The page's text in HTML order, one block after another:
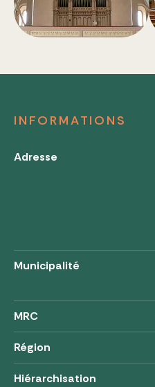
INFORMATIONS
Adresse
Municipalité
MRC
Région
Hiérarchisation